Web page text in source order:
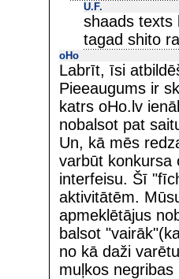
U.F.
shaads texts
tagad shito
oHo
Labrīt, īsi
Pieeaugums ir
katrs oHo.lv
nobalsot pat
Un, kā mēs
varbūt konkursa
interfeisu. Šī
aktivitātēm.
apmeklētājus
balsot
no kā daži
muļkos negribas